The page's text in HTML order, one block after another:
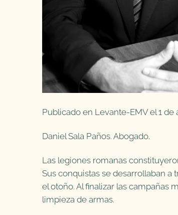
Publicado en Levante-EMV el 1 de
Daniel Sala Paños. Abogado.
Las legiones romanas
Sus conquistas se desarrollaban
el otoño. Al finalizar las campañas
limpieza de armas.